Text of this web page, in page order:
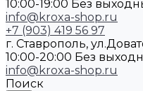
10:00-19:00 Без
info@kroxa-shop.ru
+7 (903) 419 56 97
г. Ставрополь,
10:00-20:00 Без
info@kroxa-shop.ru
Поиск